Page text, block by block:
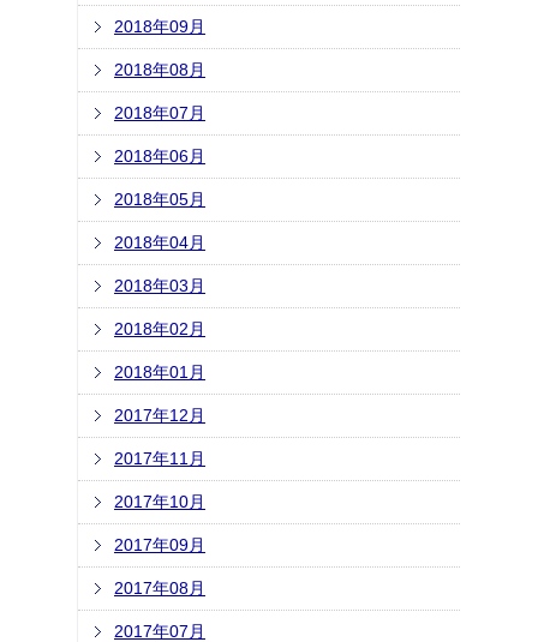
2018年09月
2018年08月
2018年07月
2018年06月
2018年05月
2018年04月
2018年03月
2018年02月
2018年01月
2017年12月
2017年11月
2017年10月
2017年09月
2017年08月
2017年07月